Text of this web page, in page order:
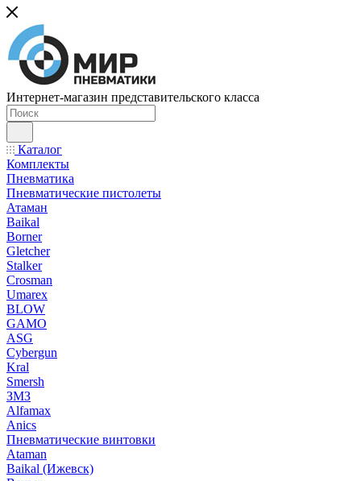
Интернет-магазин представительского класса
Каталог
Комплекты
Пневматика
Пневматические пистолеты
Атаман
Baikal
Borner
Gletcher
Stalker
Crosman
Umarex
BLOW
GAMO
ASG
Cybergun
Kral
Smersh
ЗМЗ
Alfamax
Anics
Пневматические винтовки
Ataman
Baikal (Ижевск)